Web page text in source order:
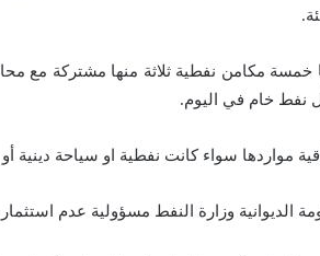
خمسة مكامن نفطية ثلاثة منها مشتركة مع
مواردها سواء كانت نفطية او سياحة دينية
وزارة النفط مسؤولية عدم